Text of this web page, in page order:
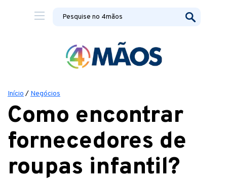
Início / Negócios
Como encontrar
fornecedores de
roupas infantil?